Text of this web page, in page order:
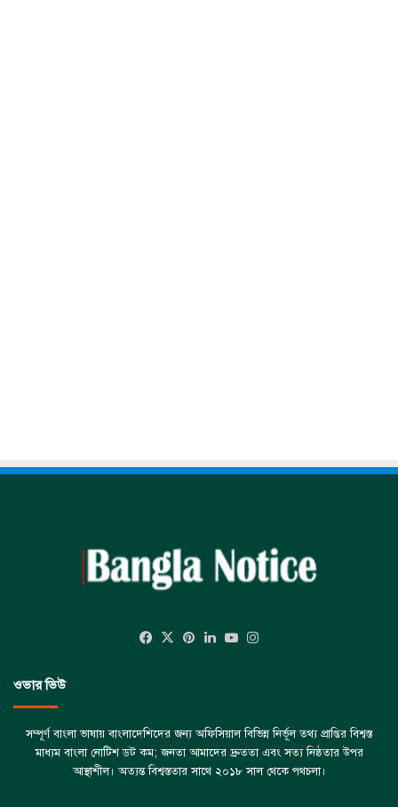
Facebook
X Pinterest
LinkedInYouTube
ওভার ভিউ
সম্পূর্ণ বাংলা ভাষায় বাংলাদেশিদের জন্য অফিসিয়াল বিভিন্ন নির্ভূল তথ্য প্রাপ্তির বিশ্বস্ত
মাধ্যম বাংলা নোটিশ ডট কম; জনতা আমাদের দ্রুততা এবং সত্য নিষ্ঠতার উপর
আস্থাশীল। অত্যন্ত বিশ্বস্ততার সাথে ২০১৮ সাল থেকে পথচলা।